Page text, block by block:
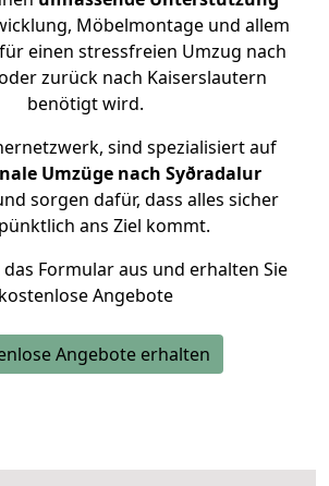
Möbelmontage und allem
einen stressfreien Umzug nach
zurück nach Kaiserslautern
benötigt wird.
sind spezialisiert auf
Umzüge nach Syðradalur
sorgen dafür, dass alles sicher
ans Ziel kommt.
das Formular aus und erhalten Sie
kostenlose Angebote
Angebote erhalten